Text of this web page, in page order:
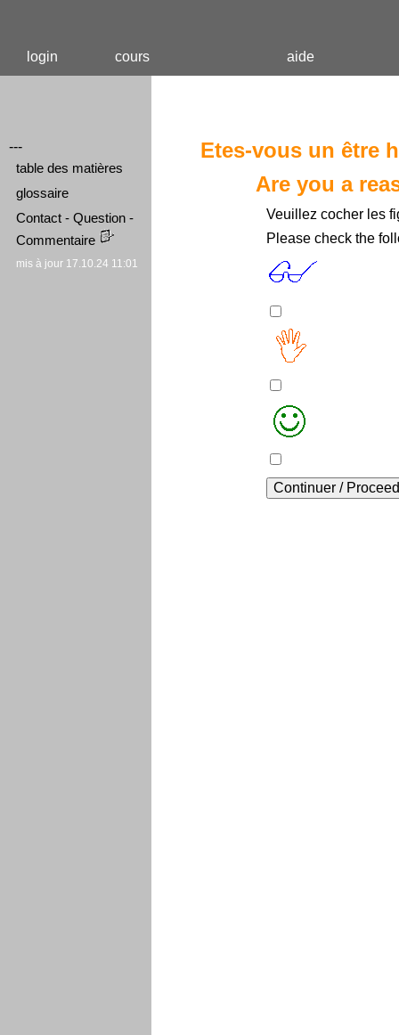
login cours aide
---
table des matières
glossaire
Contact - Question -
Commentaire
mis à jour 17.10.24 11:01
Etes-vous un être
Are you a
Veuillez cocher les
Please check the